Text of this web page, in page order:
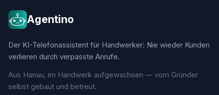
Agentino
Der KI-Telefonassistent für Handwerker: Nie wieder Kunden
verlieren durch verpasste Anrufe.
Aus Hanau, im Handwerk aufgewachsen — vom Gründer
selbst gebaut und betreut.